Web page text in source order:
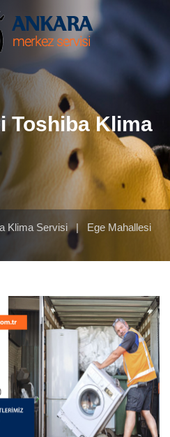
Toshiba Klima
Klima Servisi|
Ege Mahallesi